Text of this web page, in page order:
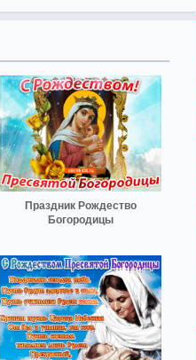
Праздник Рождество
Богородицы